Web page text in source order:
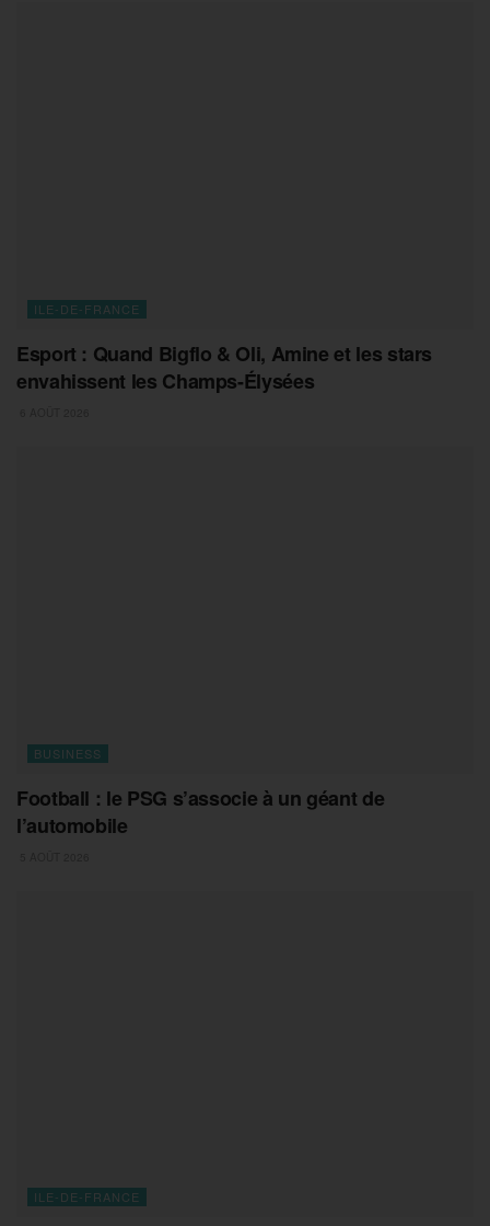
ILE-DE-FRANCE
Esport : Quand Bigflo & Oli, Amine et les stars
envahissent les Champs-Élysées
BUSINESS
Football : le PSG s’associe à un géant de
l’automobile
ILE-DE-FRANCE